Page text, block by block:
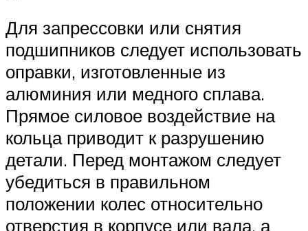
Для запрессовки или снятия
подшипников следует использовать
оправки, изготовленные из
алюминия или медного сплава.
Прямое силовое воздействие на
кольца приводит к разрушению
детали. Перед монтажом следует
убедиться в правильном
положении колес относительно
отверстия в корпусе или вала, а